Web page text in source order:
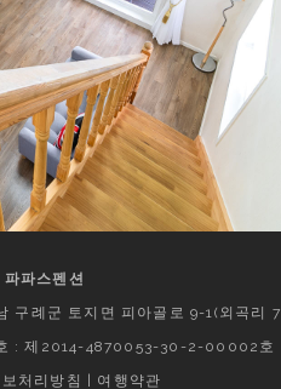
파스펜션
례군 토지면 피아골로 9-1(외곡리
: 제2014-4870053-30-2-00002
처리방침 여행약관